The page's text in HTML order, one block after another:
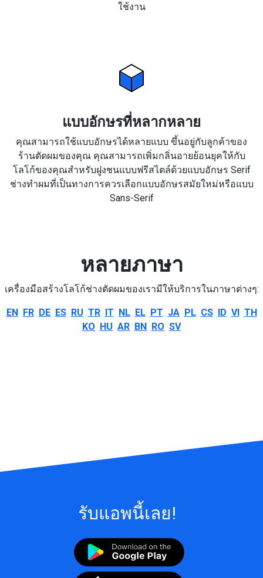
ใช้งาน
แบบอักษรที่หลากหลาย
คุณสามารถใช้แบบอักษรได้หลายแบบ ขึ้นอยู่กับลูกค้าของ
ร้านตัดผมของคุณ คุณสามารถเพิ่มกลิ่นอายย้อนยุคให้กับ
โลโก้ของคุณสำหรับฝูงชนแบบฟรีสไตล์ด้วยแบบอักษร Serif
ช่างทำผมที่เป็นทางการควรเลือกแบบอักษรสมัยใหม่หรือแบบ
Sans-Serif
หลายภาษา
เครื่องมือสร้างโลโก้ช่างตัดผมของเรามีให้บริการในภาษาต่างๆ:
EN FR DE ES RU TR IT NL EL PT JA PL CS ID VI TH
KO HU AR BN RO SV
รับแอพนี้เลย!